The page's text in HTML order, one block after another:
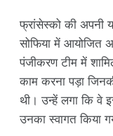
फ्रांसेस्को की अपनी
सोफिया में आयोजित
पंजीकरण टीम में
काम करना पड़ा
थी। उन्हें लगा कि वे
उनका स्वागत किया